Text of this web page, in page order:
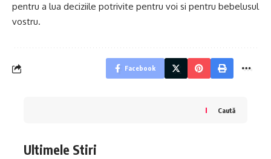
pentru a lua deciziile potrivite pentru voi si pentru bebelusul
vostru.
Facebook
Caută
Ultimele Stiri